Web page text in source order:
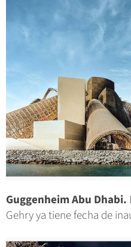
Guggenheim Abu Dhabi.
Gehry ya tiene fecha de